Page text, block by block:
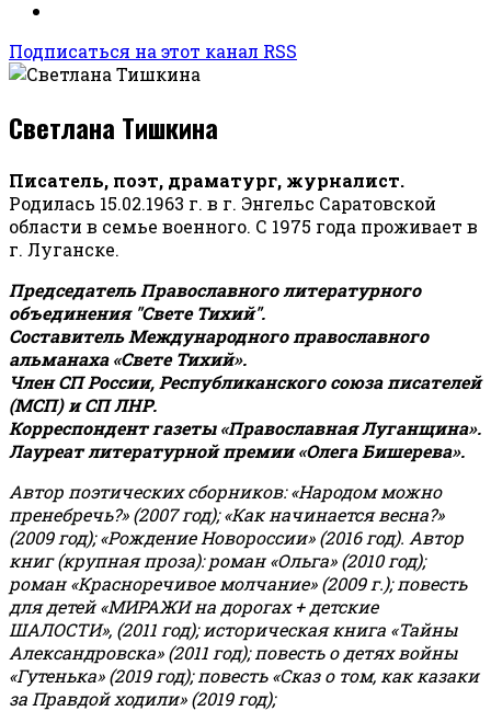
Подписаться на этот канал RSS
Светлана Тишкина
Писатель, поэт, драматург, журналист.
Родилась 15.02.1963 г. в г. Энгельс Саратовской
области в семье военного. С 1975 года проживает в
г. Луганске.
Председатель Православного литературного
объединения "Свете Тихий".
Составитель Международного православного
альманаха «Свете Тихий».
Член СП России, Республиканского союза писателей
(МСП) и СП ЛНР.
Корреспондент газеты «Православная Луганщина».
Лауреат литературной премии «Олега Бишерева».
Автор поэтических сборников: «Народом можно
пренебречь?» (2007 год); «Как начинается весна?»
(2009 год); «Рождение Новороссии» (2016 год). Автор
книг (крупная проза): роман «Ольга» (2010 год);
роман «Красноречивое молчание» (2009 г.); повесть
для детей «МИРАЖИ на дорогах + детские
ШАЛОСТИ», (2011 год); историческая книга «Тайны
Александровска» (2011 год); повесть о детях войны
«Гутенька» (2019 год); повесть «Сказ о том, как казаки
за Правдой ходили» (2019 год);